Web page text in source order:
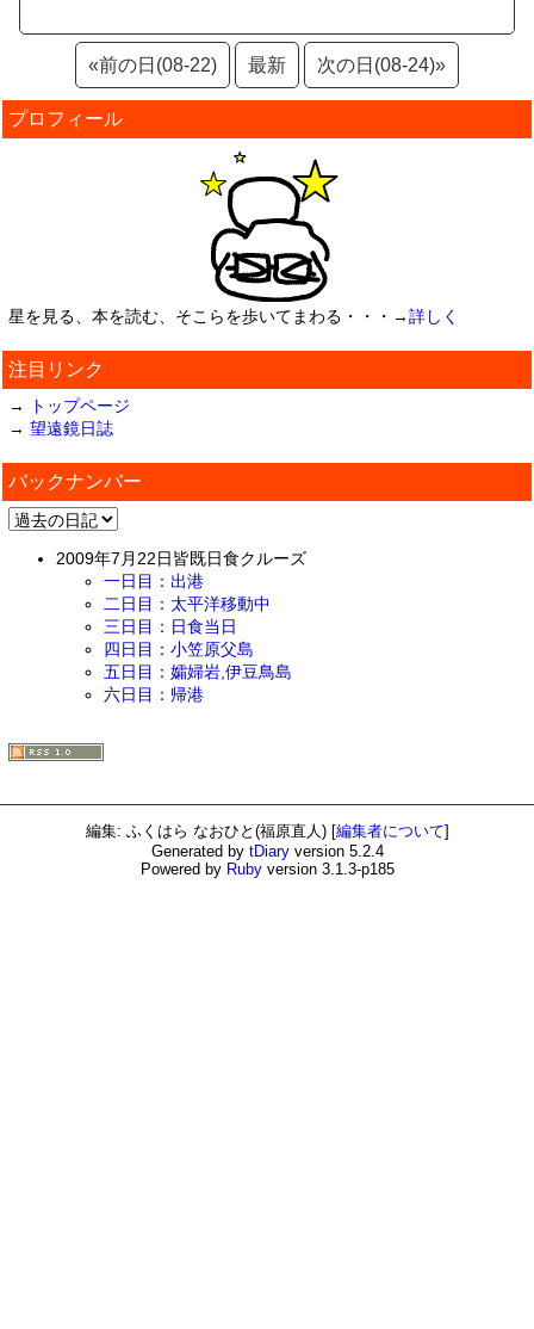
«前の日(08-22) 最新 次の日(08-24)»
プロフィール
星を見る、本を読む、そこらを歩いてまわる・・・→詳しく
注目リンク
→
トップページ
→ 望遠鏡日誌
バックナンバー
2009年7月22日皆既日食クルーズ
一日目：出港
二日目：太平洋移動中
三日目：日食当日
四日目：小笠原父島
五日目：孀婦岩,伊豆鳥島
六日目：帰港
編集: ふくはら なおひと(福原直人) [編集者について]
Generated by tDiaryversion 5.2.4
Powered by Rubyversion 3.1.3-p185